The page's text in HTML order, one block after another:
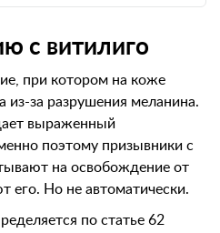
с витилиго
при котором на коже
из-за разрушения меланина.
выраженный
поэтому призывники с
на освобождение от
его. Но не автоматически.
по статье 62